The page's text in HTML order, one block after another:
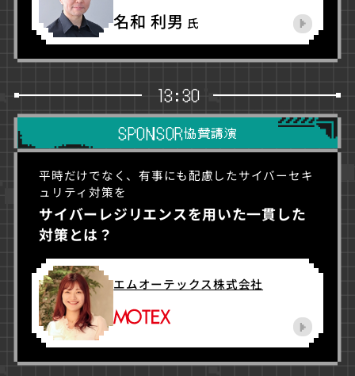
名和 利男 氏
13:30
SPONSOR協賛講演
平時だけでなく、有事にも配慮したサイバーセキ
ュリティ対策を
サイバーレジリエンスを用いた一貫した
対策とは？
エムオーテックス株式会社